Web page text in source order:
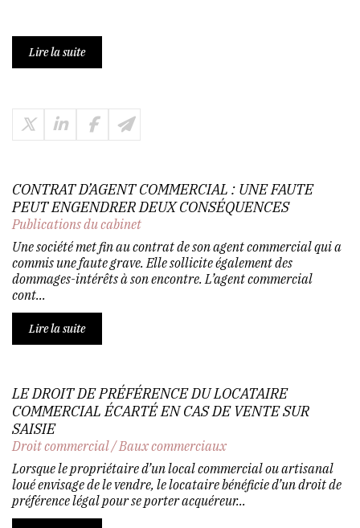
Lire la suite
CONTRAT D’AGENT COMMERCIAL : UNE FAUTE
PEUT ENGENDRER DEUX CONSÉQUENCES
Publications du cabinet
Une société met fin au contrat de son agent commercial qui a
commis une faute grave. Elle sollicite également des
dommages-intérêts à son encontre. L’agent commercial
cont...
Lire la suite
LE DROIT DE PRÉFÉRENCE DU LOCATAIRE
COMMERCIAL ÉCARTÉ EN CAS DE VENTE SUR
SAISIE
Droit commercial/Baux commerciaux
Lorsque le propriétaire d’un local commercial ou artisanal
loué envisage de le vendre, le locataire bénéficie d’un droit de
préférence légal pour se porter acquéreur...